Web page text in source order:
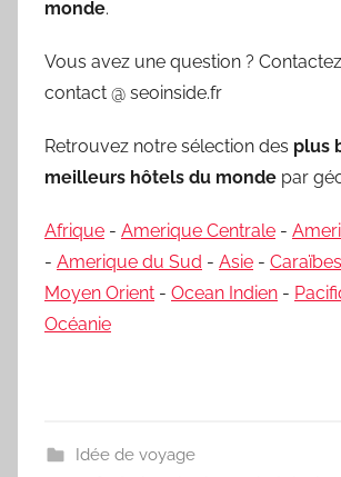
monde.
Vous avez une question ?
contact @ seoinside.fr
Retrouvez notre sélection des plus
meilleurs hôtels du monde par
Afrique - Amerique Centrale -
- Amerique du Sud - Asie - Caraïbes
Moyen Orient - Ocean Indien -
Océanie
Idée de voyage